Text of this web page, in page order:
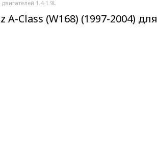
1.4-1.9L
Class (W168) (1997-2004) для